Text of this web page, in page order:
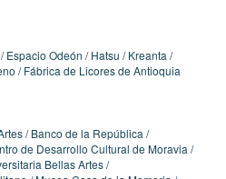
Espacio Odeón Hatsu
Kreanta
Fábrica de Licores de Antioquia
Banco de la República
de Desarrollo Cultural de Moravia
Bellas Artes